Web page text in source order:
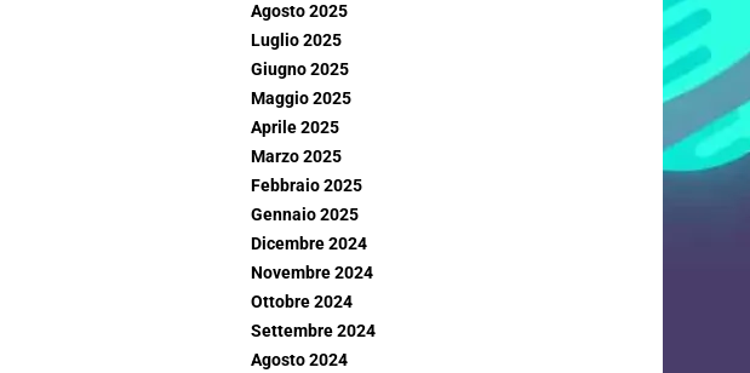
Agosto 2025
Luglio 2025
Giugno 2025
Maggio 2025
Aprile 2025
Marzo 2025
Febbraio 2025
Gennaio 2025
Dicembre 2024
Novembre 2024
Ottobre 2024
Settembre 2024
Agosto 2024